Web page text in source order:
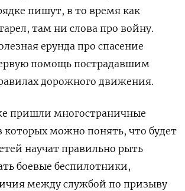
пишут, в то время как
там ни слова про войну.
ерунда про спасение
помощь пострадавшим
дорожного движения.
пришли многостраничные
можно понять, что будет
научат правильно рыть
боевые беспилотники,
между службой по призыву